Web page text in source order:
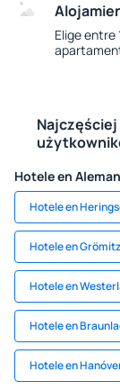
Elige entre
Hotele en
Hotele en
Hotele en Grömitz
Hotele en
Hotele en
Hotele en